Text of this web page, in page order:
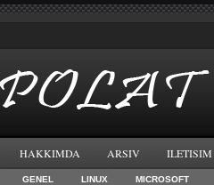
HAKKIMDA ARSIV ILETISIM
GENEL LINUX MICROSOFT